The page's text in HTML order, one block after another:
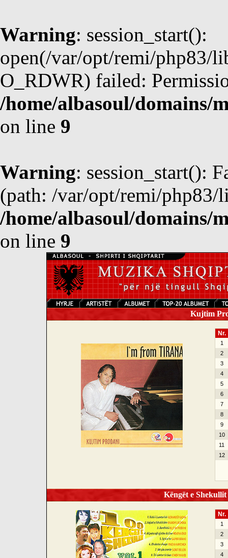
Warning: session_start():
open(/var/opt/remi/php83/
O_RDWR) failed:
/home/albasoul/domains/
on line 9
Warning: session_start():
(path: /var/opt/remi/php83/
/home/albasoul/domains/
on line 9
Kujtim
Nr.
1
2
3
4
5
6
7
8
9
10
11
12
Këngët e
Nr.
1
2
3
4